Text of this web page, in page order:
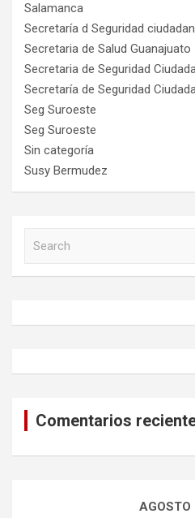
Salamanca
Secretaría d Seguridad
Secretaria de Salud Guanajuato
Secretaria de Seguridad
Secretaría de Seguridad
Seg Suroeste
Seg Suroeste
Sin categoría
Susy Bermudez
h
Comentarios
AGOSTO